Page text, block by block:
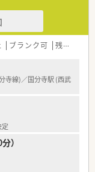
のオープニングスタ
可能な方であれば、
剤師としてのキャリ
タッフやエリアマネ
。
いう地で腰を据えて
ブランク可 残業なし(ほぼなし含む)
寺線)／国分寺駅 (西武
）